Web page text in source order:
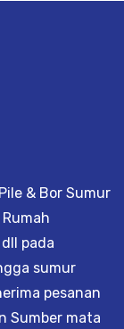
& Bor Sumur
pada
sumur
pesanan
Sumber mata